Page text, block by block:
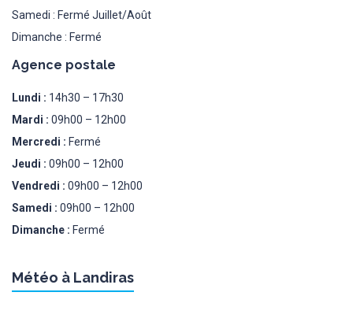
Samedi : Fermé Juillet/Août
Dimanche : Fermé
Agence postale
Lundi : 14h30 – 17h30
Mardi : 09h00 – 12h00
Mercredi : Fermé
Jeudi : 09h00 – 12h00
Vendredi : 09h00 – 12h00
Samedi : 09h00 – 12h00
Dimanche : Fermé
Météo à Landiras